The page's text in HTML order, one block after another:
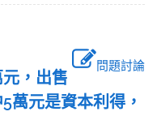
問題討論
，出售
萬元是資本利得，